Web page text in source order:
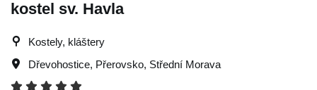
kostel sv. Havla
Kostely, kláštery
Dřevohostice, Přerovsko, Střední Morava